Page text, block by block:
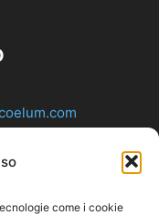
come i cookie